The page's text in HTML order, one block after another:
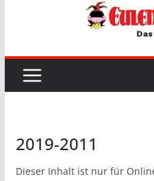
2019-2011
Dieser Inhalt ist nur für